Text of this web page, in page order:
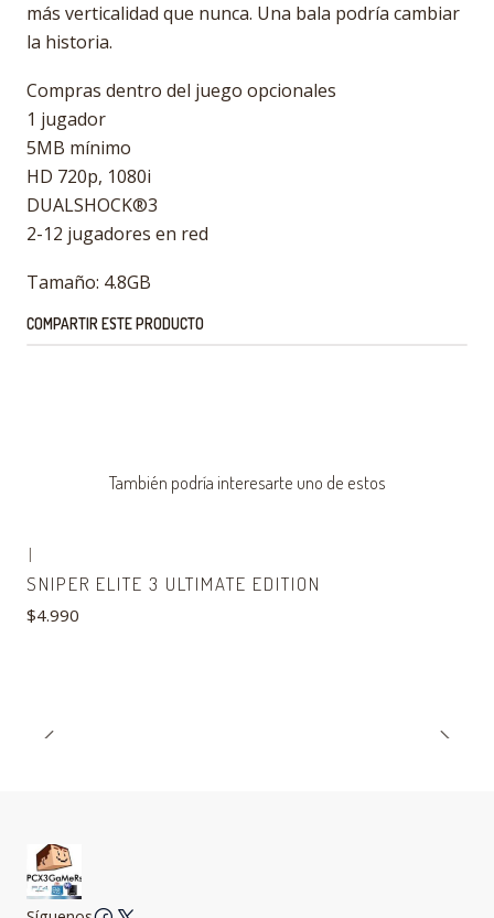
más verticalidad que nunca. Una bala podría cambiar
la historia.
Compras dentro del juego opcionales
1 jugador
5MB mínimo
HD 720p, 1080i
DUALSHOCK®3
2-12 jugadores en red
Tamaño: 4.8GB
COMPARTIR ESTE PRODUCTO
También podría interesarte uno de estos
|
SNIPER ELITE 3 ULTIMATE EDITION
$4.990